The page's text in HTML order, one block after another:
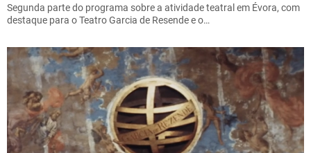
Segunda parte do programa sobre a atividade teatral em Évora, com
destaque para o Teatro Garcia de Resende e o…